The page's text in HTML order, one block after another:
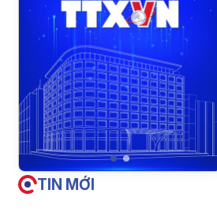
TIN MỚI